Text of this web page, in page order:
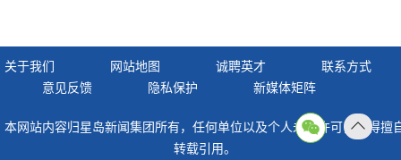
关于我们 网站地图 诚聘英才
联系方式
意见反馈
隐私保护 新媒体矩阵
本网站内容归星岛新闻集团所有，任何单位以及个人未经许可，不得擅
转载引用。